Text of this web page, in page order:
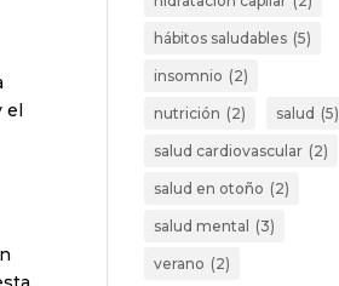
el
hábitos saludables (5)
insomnio (2)
nutrición (2) salud (5)
salud cardiovascular (2)
salud en otoño (2)
salud mental (3)
verano (2)